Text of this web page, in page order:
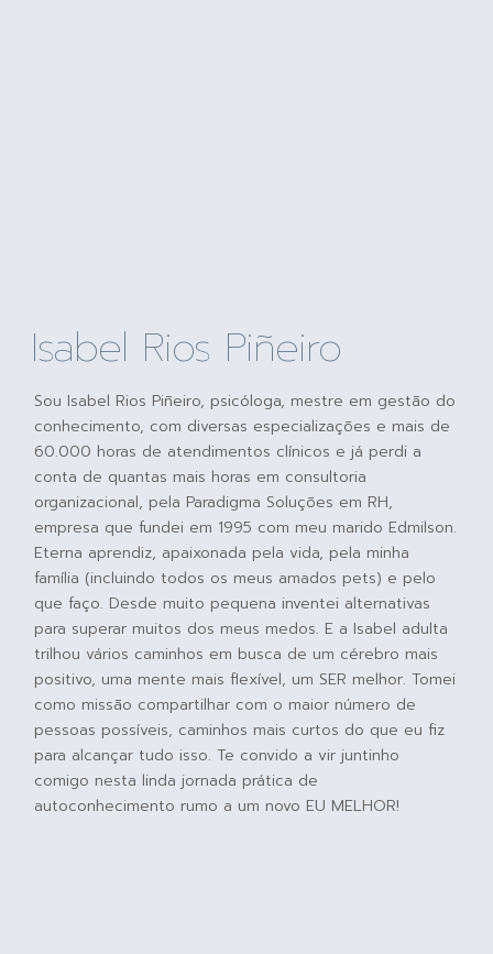
Isabel Rios Piñeiro
Sou Isabel Rios Piñeiro, psicóloga, mestre em gestão do
conhecimento, com diversas especializações e mais de
60.000 horas de atendimentos clínicos e já perdi a
conta de quantas mais horas em consultoria
organizacional, pela Paradigma Soluções em RH,
empresa que fundei em 1995 com meu marido Edmilson.
Eterna aprendiz, apaixonada pela vida, pela minha
família (incluindo todos os meus amados pets) e pelo
que faço. Desde muito pequena inventei alternativas
para superar muitos dos meus medos. E a Isabel adulta
trilhou vários caminhos em busca de um cérebro mais
positivo, uma mente mais flexível, um SER melhor. Tomei
como missão compartilhar com o maior número de
pessoas possíveis, caminhos mais curtos do que eu fiz
para alcançar tudo isso. Te convido a vir juntinho
comigo nesta linda jornada prática de
autoconhecimento rumo a um novo EU MELHOR!